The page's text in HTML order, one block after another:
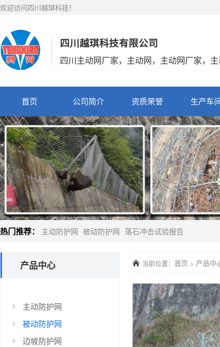
欢迎访问四川越琪科技！
四川越琪科技有限公司
四川主动网厂家，主动网，主动网厂家，
首页 公司简介 资质荣誉 生产车
热门推荐： 主动防护网 被动防护网 落石冲击试验报告
产品中心
主动防护网
被动防护网
边坡防护网
当前位置： 首页 > 产品中